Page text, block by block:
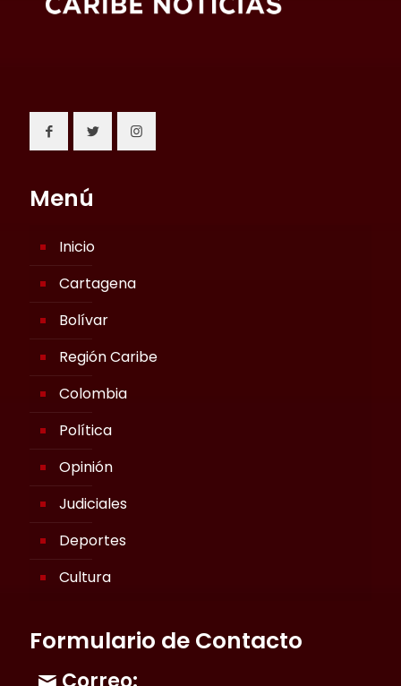
Menú
Inicio
Cartagena
Bolívar
Región Caribe
Colombia
Política
Opinión
Judiciales
Deportes
Cultura
Formulario de Contacto